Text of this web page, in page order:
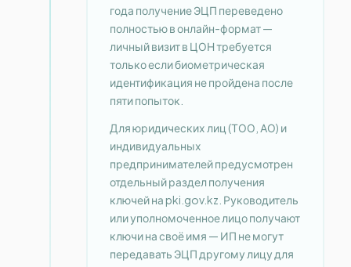
года получение ЭЦП переведено
полностью в онлайн-формат —
личный визит в ЦОН требуется
только если биометрическая
идентификация не пройдена после
пяти попыток.
Для юридических лиц (ТОО, АО) и
индивидуальных
предпринимателей предусмотрен
отдельный раздел получения
ключей на pki.gov.kz. Руководитель
или уполномоченное лицо получают
ключи на своё имя — ИП не могут
передавать ЭЦП другому лицу для